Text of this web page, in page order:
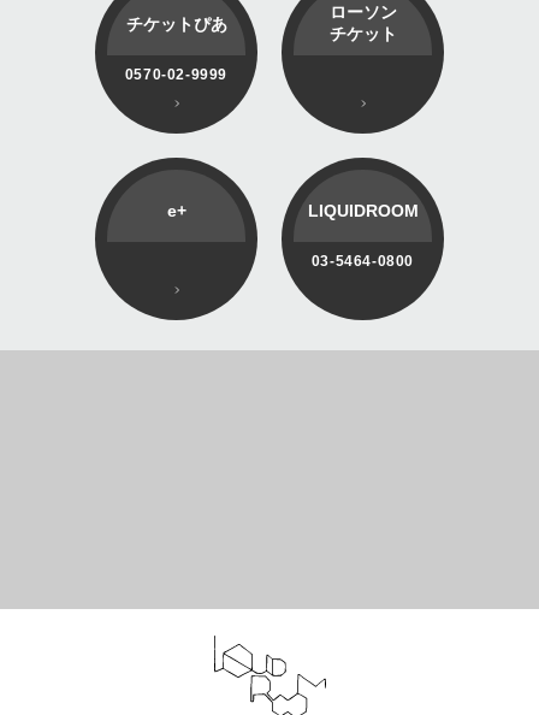
チケットぴあ
0570-02-9999
ローソン
チケット
e+ LIQUIDROOM
03-5464-0800